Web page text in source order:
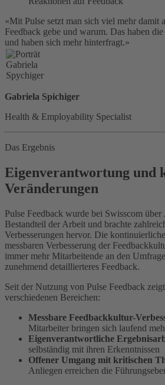
«Mit Pulse setzt man sich viel mehr damit
Feedback gebe und warum. Das haben
und haben sich mehr hinterfragt.»
Gabriela Spichiger
Health & Employability Specialist
Das Ergebnis
Eigenverantwortung und
Veränderungen
Pulse Feedback wurde bei Swisscom über
Bestandteil der Arbeit und brachte
Verbesserungen hervor. Die
messbaren Verbesserung der
immer mehr Mitarbeitende an den
zunehmend detaillierteres Feedback.
Seit der Nutzung von Pulse Feedback
verschiedenen Bereichen:
Messbare Feedbackkultur-
Mitarbeiter bringen sich laufend
Eigenverantwortliche
selbständig mit ihren Erkenntnissen
Offener Umgang mit kritischen
Anliegen erreichen die